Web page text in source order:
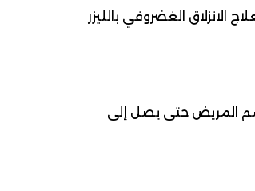
الغضروفي بالليزر
المريض حتى يصل إلى